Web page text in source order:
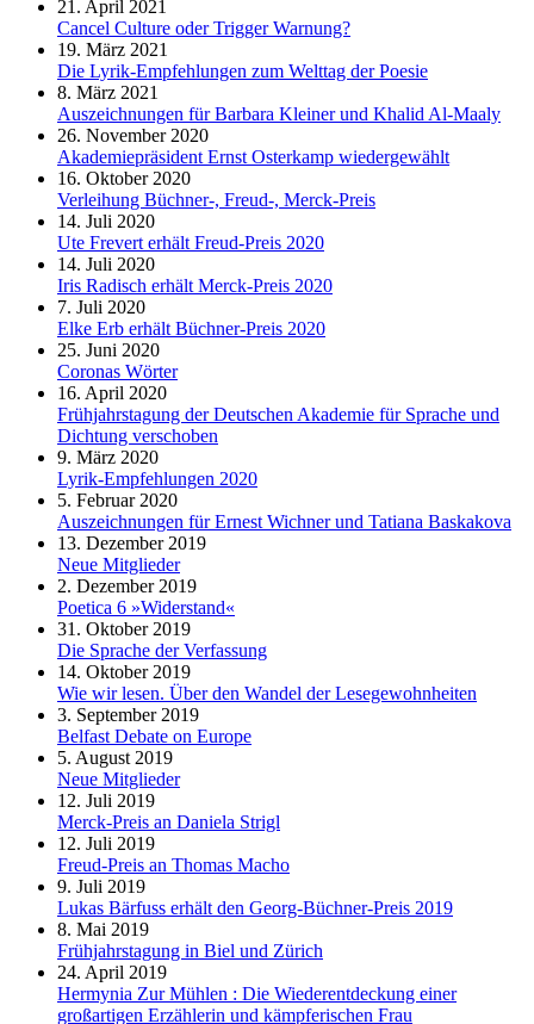
21. April 2021
Cancel Culture oder Trigger Warnung?
19. März 2021
Die Lyrik-Empfehlungen zum Welttag der Poesie
8. März 2021
Auszeichnungen für Barbara Kleiner und Khalid Al-Maaly
26. November 2020
Akademiepräsident Ernst Osterkamp wiedergewählt
16. Oktober 2020
Verleihung Büchner-, Freud-, Merck-Preis
14. Juli 2020
Ute Frevert erhält Freud-Preis 2020
14. Juli 2020
Iris Radisch erhält Merck-Preis 2020
7. Juli 2020
Elke Erb erhält Büchner-Preis 2020
25. Juni 2020
Coronas Wörter
16. April 2020
Frühjahrstagung der Deutschen Akademie für Sprache und
Dichtung verschoben
9. März 2020
Lyrik-Empfehlungen 2020
5. Februar 2020
Auszeichnungen für Ernest Wichner und Tatiana Baskakova
13. Dezember 2019
Neue Mitglieder
2. Dezember 2019
Poetica 6 »Widerstand«
31. Oktober 2019
Die Sprache der Verfassung
14. Oktober 2019
Wie wir lesen. Über den Wandel der Lesegewohnheiten
3. September 2019
Belfast Debate on Europe
5. August 2019
Neue Mitglieder
12. Juli 2019
Merck-Preis an Daniela Strigl
12. Juli 2019
Freud-Preis an Thomas Macho
9. Juli 2019
Lukas Bärfuss erhält den Georg-Büchner-Preis 2019
8. Mai 2019
Frühjahrstagung in Biel und Zürich
24. April 2019
Hermynia Zur Mühlen : Die Wiederentdeckung einer
großartigen Erzählerin und kämpferischen Frau